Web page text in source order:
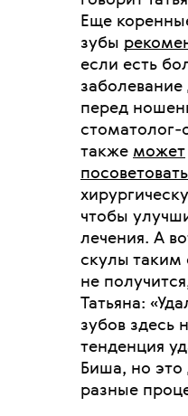
Еще
зубы
если есть
перед
стоматолог-
также может
посоветовать
чтобы
лечения. А
скулы таким
не
Татьяна:
зубов здесь
тенденция
Биша, но
разные